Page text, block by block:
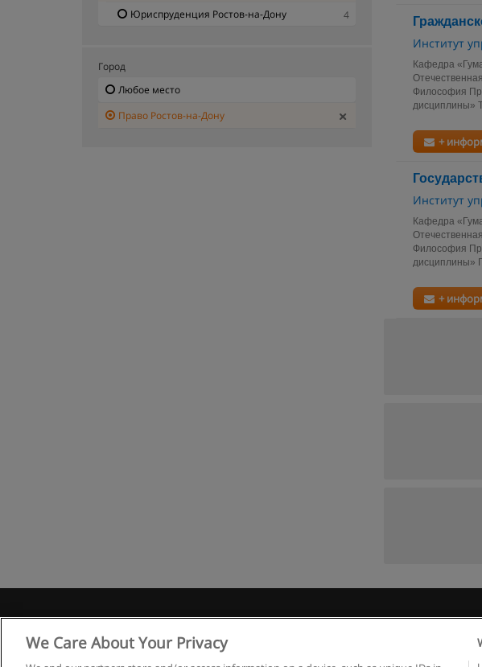
Институт
Кафедра
Философия
дисциплины»
+
Институт
Кафедра
Философия
дисциплины»
+
Юриспруденция Ростов-на-Дону
4
Город
Любое место
Право Ростов-на-Дону
We Care About Your Privacy